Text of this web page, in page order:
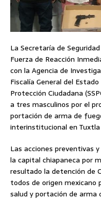
La Secretaría de
Fuerza de Reacción
con la Agencia de
Fiscalía General del
Protección Ciudadana
a tres masculinos por el
portación de arma de
interinstitucional en Tuxtla
Las acciones preventivas
la capital chiapaneca por
resultado la detención de
todos de origen mexicano
salud y portación de arma